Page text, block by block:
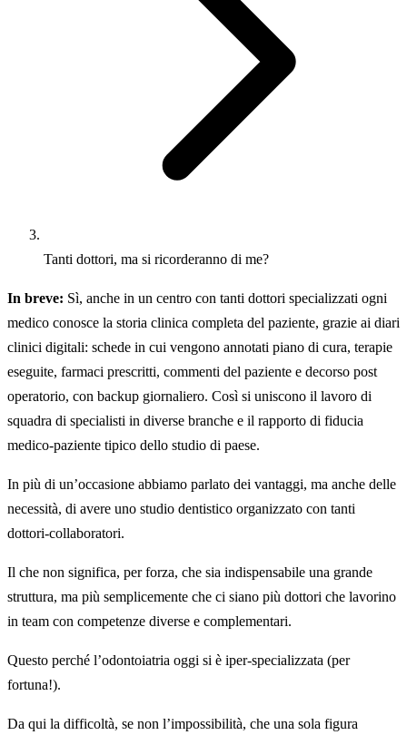
Tanti dottori, ma si ricorderanno di me?
In breve: Sì, anche in un centro con tanti dottori specializzati ogni
medico conosce la storia clinica completa del paziente, grazie ai diari
clinici digitali: schede in cui vengono annotati piano di cura, terapie
eseguite, farmaci prescritti, commenti del paziente e decorso post
operatorio, con backup giornaliero. Così si uniscono il lavoro di
squadra di specialisti in diverse branche e il rapporto di fiducia
medico-paziente tipico dello studio di paese.
In più di un’occasione abbiamo parlato dei vantaggi, ma anche delle
necessità, di avere uno studio dentistico organizzato con tanti
dottori-collaboratori.
Il che non significa, per forza, che sia indispensabile una grande
struttura, ma più semplicemente che ci siano più dottori che lavorino
in team con competenze diverse e complementari.
Questo perché l’odontoiatria oggi si è iper-specializzata (per
fortuna!).
Da qui la difficoltà, se non l’impossibilità, che una sola figura